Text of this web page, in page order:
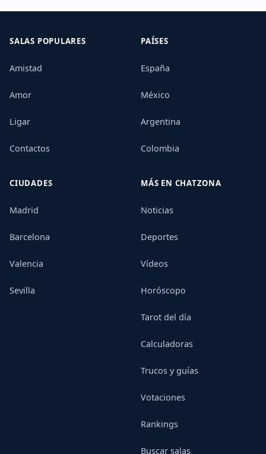
SALAS POPULARES
Amistad
Amor
Ligar
Contactos
PAÍSES
España
México
Argentina
Colombia
CIUDADES
Madrid
Barcelona
Valencia
Sevilla
MÁS EN CHATZONA
Noticias
Deportes
Vídeos
Horóscopo
Tarot del día
Calculadoras
Trucos y guías
Votaciones
Rankings
Buscar salas